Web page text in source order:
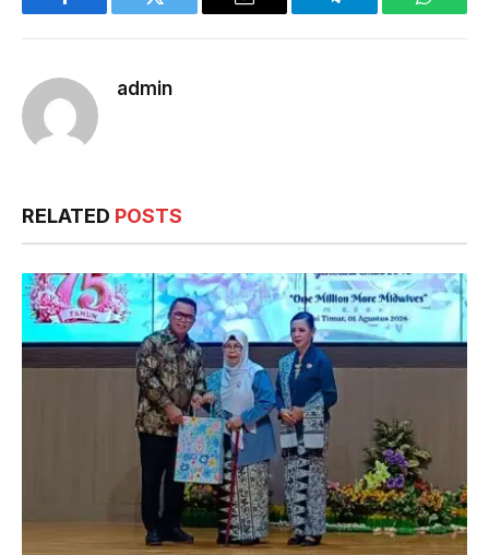
Facebook Twitter Email Telegram
admin
RELATED POSTS